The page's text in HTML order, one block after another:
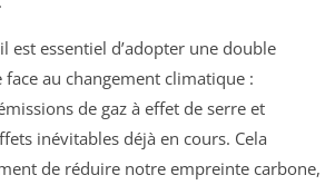
est essentiel d’adopter une double
au changement climatique :
de gaz à effet de serre et
inévitables déjà en cours. Cela
de réduire notre empreinte carbone,